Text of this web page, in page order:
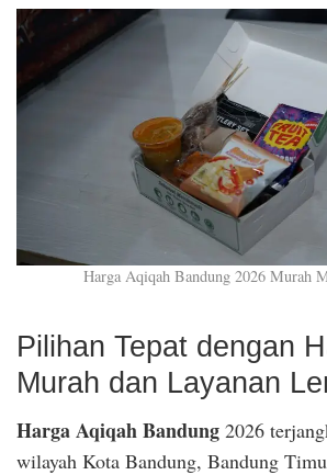
Harga Aqiqah Bandung 2026 Murah
Pilihan Tepat dengan
Murah dan Layanan
Harga Aqiqah Bandung 2026
wilayah Kota Bandung, Bandung